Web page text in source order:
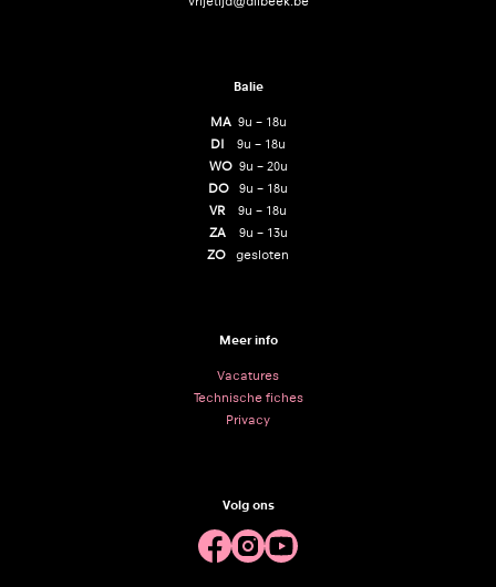
Balie
MA 9u – 18u
DI 9u – 18u
WO9u – 20u
DO 9u – 18u
VR 9u – 18u
ZA
9u – 13u
ZO gesloten
Meer info
Vacatures
Technische fiches
Privacy
Volg ons